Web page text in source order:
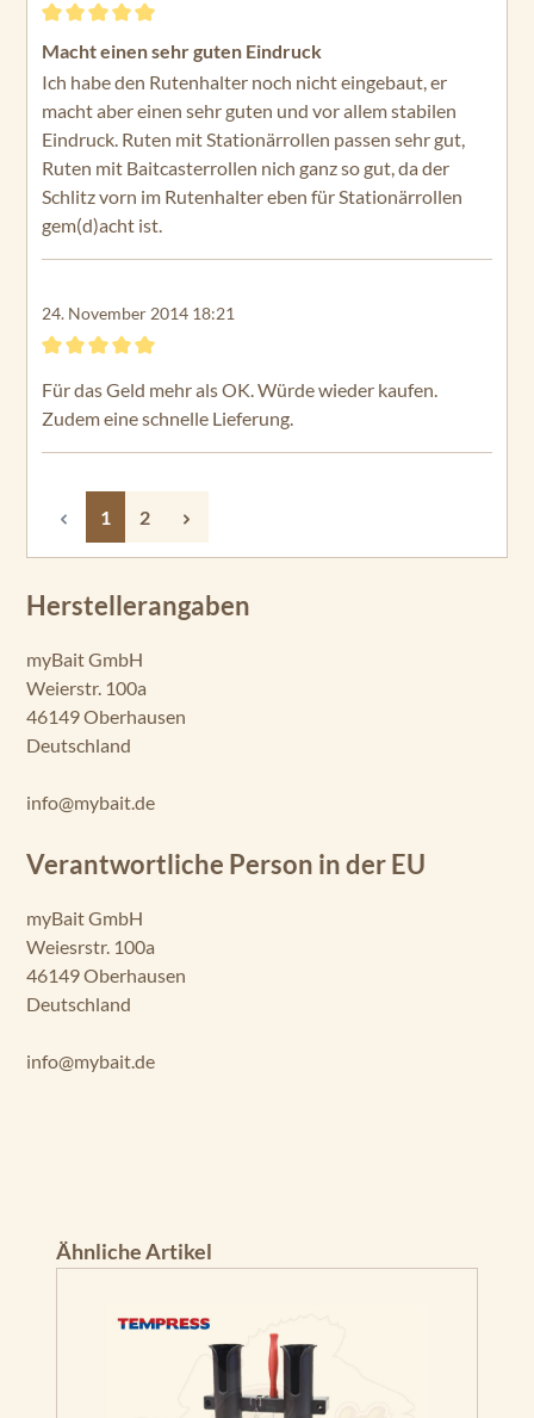
Bewertung mit 5 von 5 Sternen
Macht einen sehr guten Eindruck
Ich habe den Rutenhalter noch nicht eingebaut, er
macht aber einen sehr guten und vor allem stabilen
Eindruck. Ruten mit Stationärrollen passen sehr gut,
Ruten mit Baitcasterrollen nich ganz so gut, da der
Schlitz vorn im Rutenhalter eben für Stationärrollen
gem(d)acht ist.
24. November 2014 18:21
Für das Geld mehr als OK. Würde wieder kaufen.
Zudem eine schnelle Lieferung.
Seite
1 Seite
2
Herstellerangaben
myBait GmbH
Weierstr. 100a
46149 Oberhausen
Deutschland
info@mybait.de
Verantwortliche Person in der EU
myBait GmbH
Weiesrstr. 100a
46149 Oberhausen
Deutschland
info@mybait.de
Produktgalerie überspringen
Ähnliche Artikel